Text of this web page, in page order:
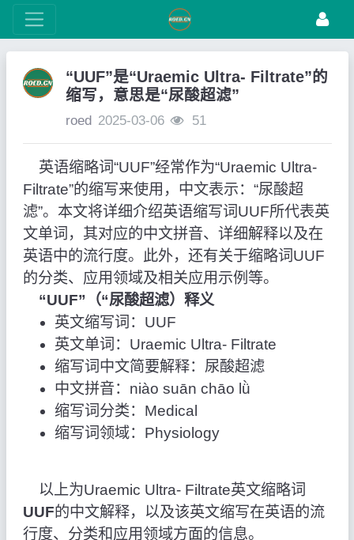
“UUF”是“Uraemic Ultra- Filtrate”的
缩写，意思是“尿酸超滤”
roed 2025-03-06 51
英语缩略词“UUF”经常作为“Uraemic Ultra-
Filtrate”的缩写来使用，中文表示：“尿酸超
滤”。本文将详细介绍英语缩写词UUF所代表英
文单词，其对应的中文拼音、详细解释以及在
英语中的流行度。此外，还有关于缩略词UUF
的分类、应用领域及相关应用示例等。
“UUF”（“尿酸超滤）释义
英文缩写词：UUF
英文单词：Uraemic Ultra- Filtrate
缩写词中文简要解释：尿酸超滤
中文拼音：niào suān chāo lǜ
缩写词分类：Medical
缩写词领域：Physiology
以上为Uraemic Ultra- Filtrate英文缩略词
UUF的中文解释，以及该英文缩写在英语的流
行度、分类和应用领域方面的信息。